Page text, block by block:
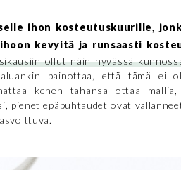
ihon kosteutuskuurille,
kevyitä ja runsaasti
ollut näin hyvässä
painottaa, että tämä ei
kenen tahansa ottaa
pienet epäpuhtaudet ovat